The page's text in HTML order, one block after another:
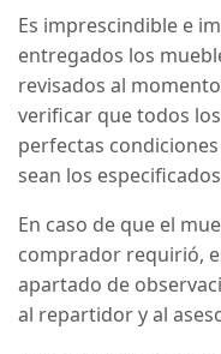
Es imprescindible e
entregados los
revisados al
verificar que todos
perfectas
sean los
En caso de que el
comprador requirió,
apartado de
al repartidor y al